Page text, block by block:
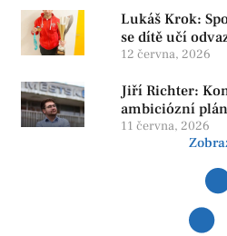
Lukáš Krok:
se dítě učí
neroste tam,
12 června, 2026
Jiří Richter:
ambiciózní
více otazníků
11 června, 2026